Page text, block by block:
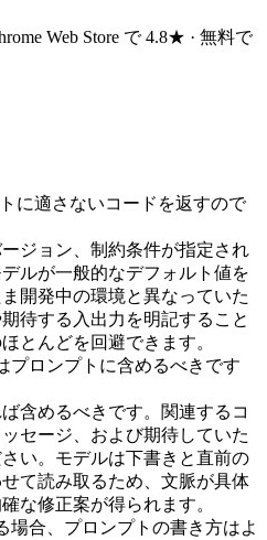
Web Store で 4.8★ · 無料で
に適さないコードを返すので
ジョン、制約条件が指定され
ルが一般的なデフォルト値を
開発中の環境と異なっていた
待する入出力を明記すること
とんどを回避できます。
プロンプトに含めるべきです
含めるべきです。関連するコ
セージ、および期待していた
い。モデルは下書きと直前の
て読み取るため、文脈が具体
な修正案が得られます。
場合、プロンプトの書き方はよ